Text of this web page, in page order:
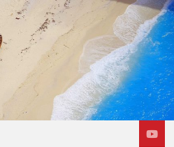
εργαλείων